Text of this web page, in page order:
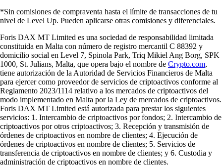
*Sin comisiones de compraventa hasta el límite de transacciones de tu
nivel de Level Up. Pueden aplicarse otras comisiones y diferenciales.
Foris DAX MT Limited es una sociedad de responsabilidad limitada
constituida en Malta con número de registro mercantil C 88392 y
domicilio social en Level 7, Spinola Park, Triq Mikiel Ang Borg, SPK
1000, St. Julians, Malta, que opera bajo el nombre de Crypto.com,
tiene autorización de la Autoridad de Servicios Financieros de Malta
para ejercer como proveedor de servicios de criptoactivos conforme al
Reglamento 2023/1114 relativo a los mercados de criptoactivos del
modo implementado en Malta por la Ley de mercados de criptoactivos.
Foris DAX MT Limited está autorizada para prestar los siguientes
servicios: 1. Intercambio de criptoactivos por fondos; 2. Intercambio de
criptoactivos por otros criptoactivos; 3. Recepción y transmisión de
órdenes de criptoactivos en nombre de clientes; 4. Ejecución de
órdenes de criptoactivos en nombre de clientes; 5. Servicios de
transferencia de criptoactivos en nombre de clientes; y 6. Custodia y
administración de criptoactivos en nombre de clientes.